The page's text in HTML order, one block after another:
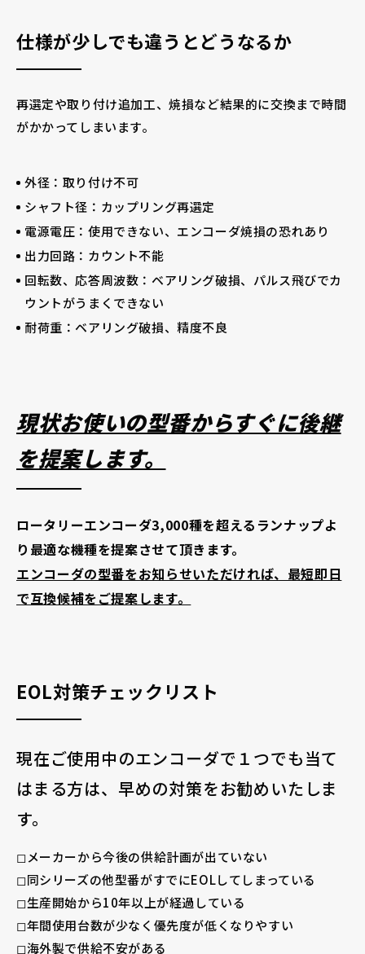
仕様が少しでも違うとどうなるか
再選定や取り付け追加工、焼損など結果的に交換まで時間
がかかってしまいます。
外径：取り付け不可
シャフト径：カップリング再選定
電源電圧：使用できない、エンコーダ焼損の恐れあり
出力回路：カウント不能
回転数、応答周波数：ベアリング破損、パルス飛びでカ
ウントがうまくできない
耐荷重：ベアリング破損、精度不良
現状お使いの型番からすぐに後継
を提案します。
ロータリーエンコーダ3,000種を超えるランナップよ
り最適な機種を提案させて頂きます。
エンコーダの型番をお知らせいただければ、最短即日
で互換候補をご提案します。
EOL対策チェックリスト
現在ご使用中のエンコーダで１つでも当て
はまる方は、早めの対策をお勧めいたしま
す。
◻︎メーカーから今後の供給計画が出ていない
◻︎同シリーズの他型番がすでにEOLしてしまっている
◻︎生産開始から10年以上が経過している
◻︎年間使用台数が少なく優先度が低くなりやすい
◻︎海外製で供給不安がある